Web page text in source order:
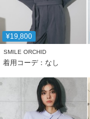
¥19,800
SMILE ORCHID
着用コーデ：なし